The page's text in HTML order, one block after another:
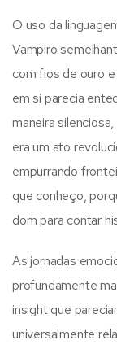
O uso da
Vampiro
com fios de ouro
em si parecia
maneira
era um ato
empurrando
que conheço,
dom para contar
As jornadas
profundamente
insight que
universalmente